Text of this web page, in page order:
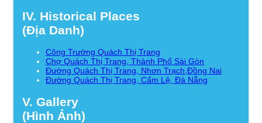
IV. Historical Places
(Địa Danh)
Công Trường Quách Thị Trang
Chợ Quách Thị Trang, Thành Phố Sài Gòn
Đường Quách Thị Trang, Nhơn Trạch,Đồng Nai
Đường Quách Thị Trang, Cẩm Lệ, Đà Nẵng
V. Gallery
(Hình Ảnh)